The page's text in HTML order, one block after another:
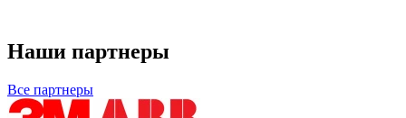
Наши партнеры
Все партнеры